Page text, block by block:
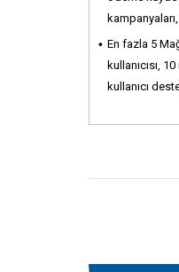
En fazla 5
kullanıcısı,
kullanıcı